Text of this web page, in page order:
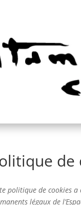
politique de cookies
légaux de